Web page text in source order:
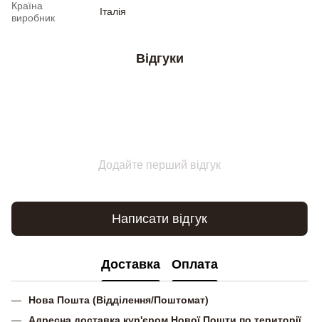
Країна
виробник
Італія
Відгуки
Додайте перший відгук
Написати відгук
Доставка Оплата
Нова Пошта (Відділення/Поштомат)